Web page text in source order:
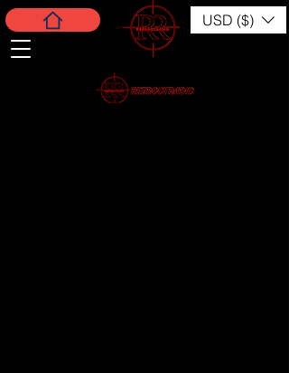
USD ($)